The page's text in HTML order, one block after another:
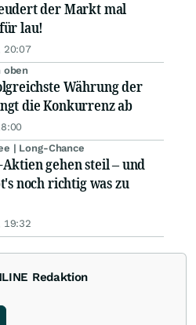
der Markt mal
lau!
20:07
oben
Währung der
die Konkurrenz ab
| Long-Chance
gehen steil – und
noch richtig was zu
19:32
Redaktion